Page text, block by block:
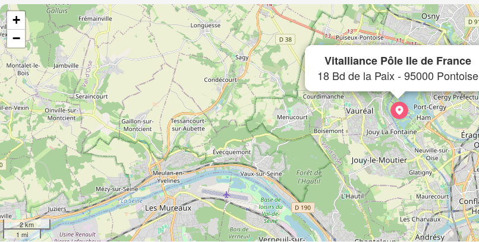
Vitalliance Pôle Ile de France
18 Bd de la Paix - 95000 Pontoise
+
−
2 km
1 mi